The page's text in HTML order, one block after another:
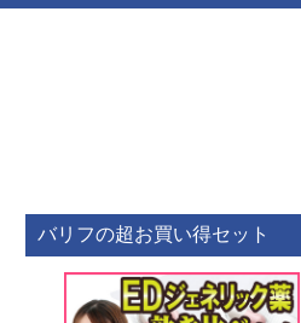
バリフの超お買い得セット